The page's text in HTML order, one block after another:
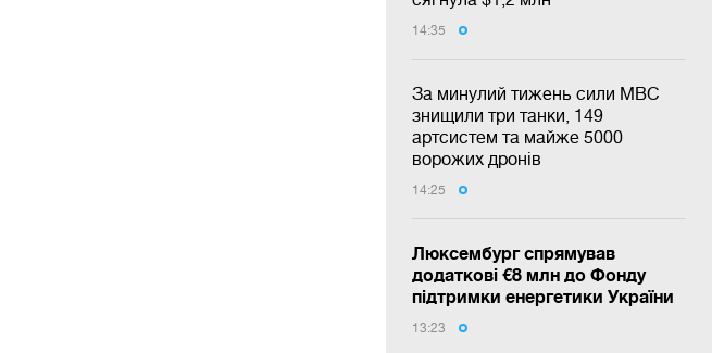
14:35
За минулий тижень сили МВС
знищили три танки, 149
артсистем та майже 5000
ворожих дронів
14:25
Люксембург спрямував
додаткові €8 млн до Фонду
підтримки енергетики України
13:23